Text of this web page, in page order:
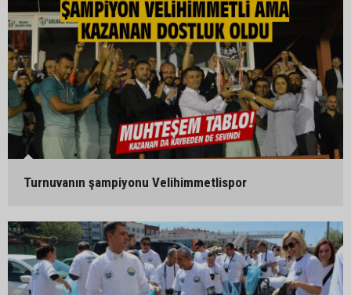
Turnuvanın şampiyonu Velihimmetlispor